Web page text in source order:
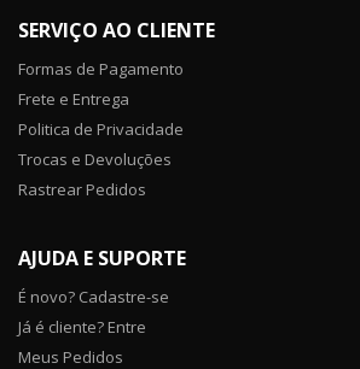
SERVIÇO AO CLIENTE
Formas de Pagamento
Frete e Entrega
Politica de Privacidade
Trocas e Devoluções
Rastrear Pedidos
AJUDA E SUPORTE
É novo? Cadastre-se
Já é cliente? Entre
Meus Pedidos